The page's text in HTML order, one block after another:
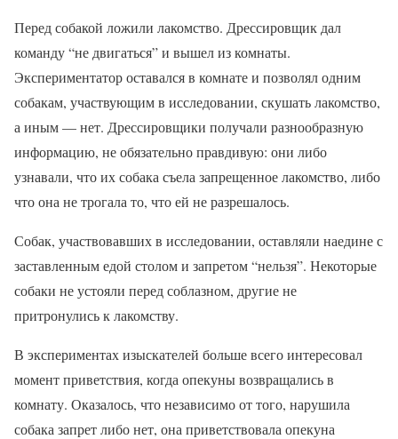
Перед собакой ложили лакомство. Дрессировщик дал
команду “не двигаться” и вышел из комнаты.
Экспериментатор оставался в комнате и позволял одним
собакам, участвующим в исследовании, скушать лакомство,
а иным — нет. Дрессировщики получали разнообразную
информацию, не обязательно правдивую: они либо
узнавали, что их собака съела запрещенное лакомство, либо
что она не трогала то, что ей не разрешалось.
Собак, участвовавших в исследовании, оставляли наедине с
заставленным едой столом и запретом “нельзя”. Некоторые
собаки не устояли перед соблазном, другие не
притронулись к лакомству.
В экспериментах изыскателей больше всего интересовал
момент приветствия, когда опекуны возвращались в
комнату. Оказалось, что независимо от того, нарушила
собака запрет либо нет, она приветствовала опекуна